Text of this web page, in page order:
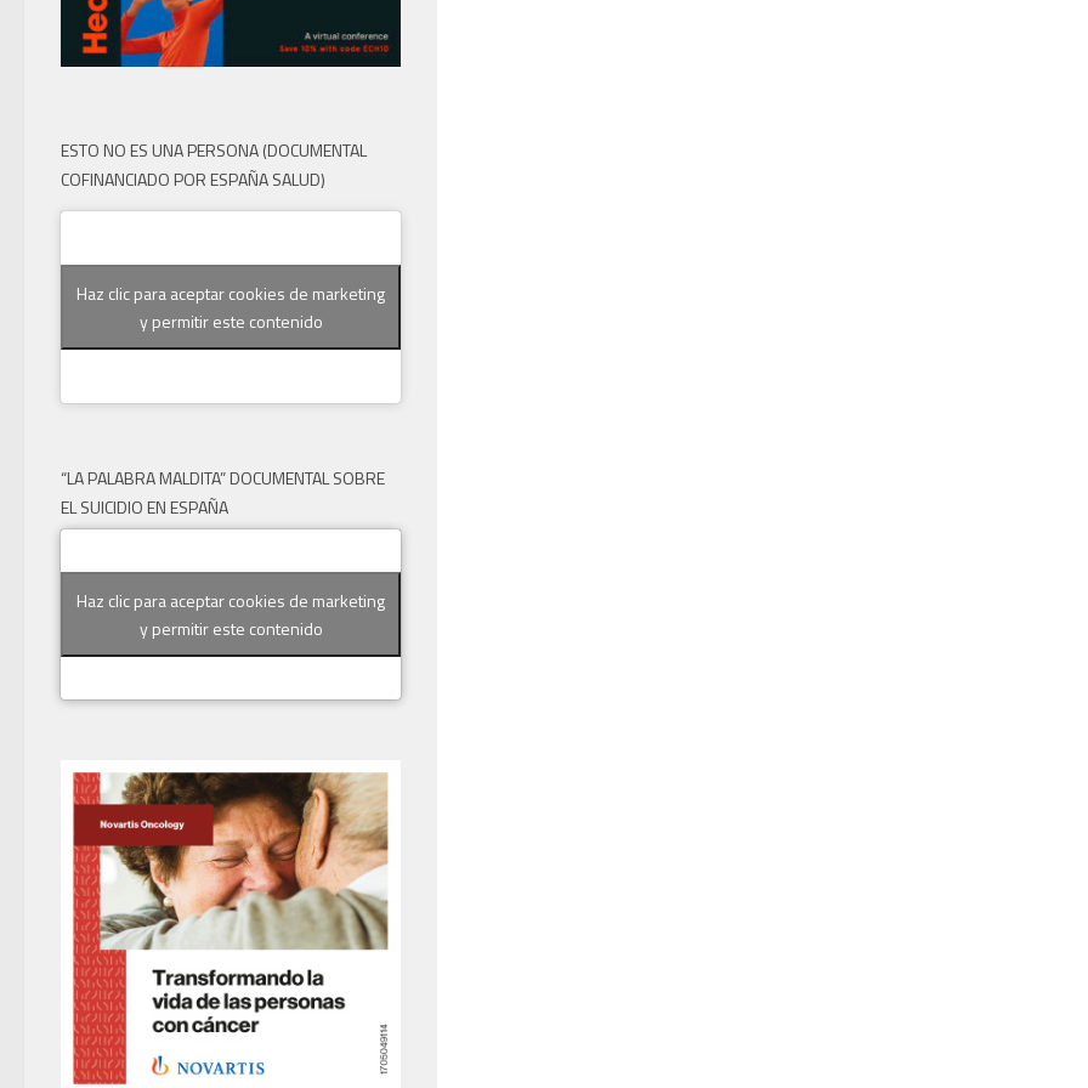
ESTO NO ES UNA PERSONA (DOCUMENTAL
COFINANCIADO POR ESPAÑA SALUD)
Haz clic para aceptar cookies de marketing
y permitir este contenido
“LA PALABRA MALDITA” DOCUMENTAL SOBRE
EL SUICIDIO EN ESPAÑA
Haz clic para aceptar cookies de marketing
y permitir este contenido